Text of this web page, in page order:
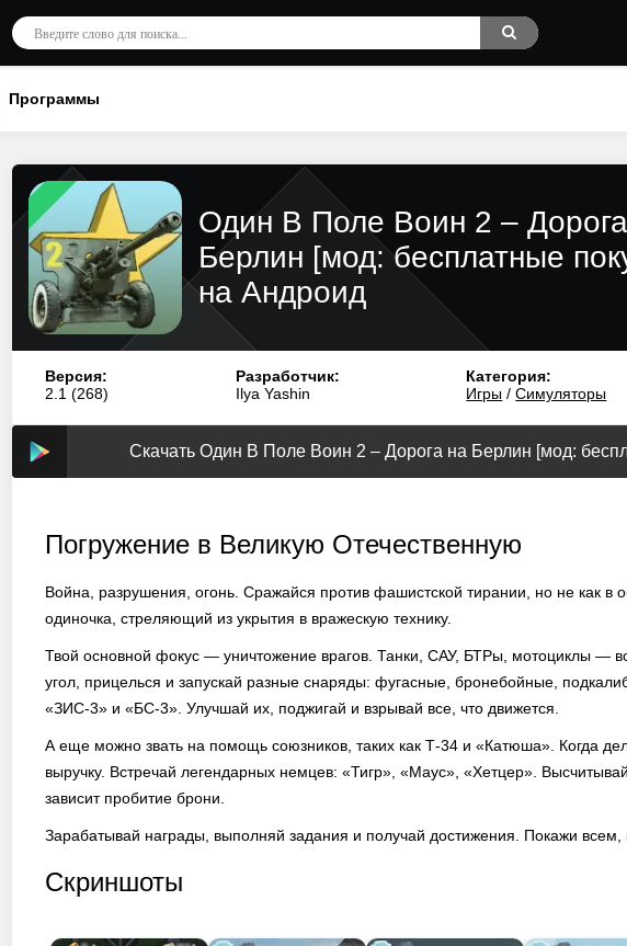
Программы
Один В Поле Воин 2 –
Берлин [мод: бесплатные
на Андроид
Версия:
2.1 (268)
Разработчик:
Ilya Yashin
Категория:
Игры /Симуляторы
Скачать Один В Поле Воин 2 – Дорога на Берлин [мод:
Погружение в Великую Отечественную
Война, разрушения, огонь. Сражайся против фашистской тирании, но не как в
одиночка, стреляющий из укрытия в вражескую технику.
Твой основной фокус — уничтожение врагов. Танки, САУ, БТРы, мотоциклы —
угол, прицелься и запускай разные снаряды: фугасные, бронебойные,
«ЗИС-3» и «БС-3». Улучшай их, поджигай и взрывай все, что движется.
А еще можно звать на помощь союзников, таких как Т-34 и «Катюша». Когда
выручку. Встречай легендарных немцев: «Тигр», «Маус», «Хетцер».
зависит пробитие брони.
Зарабатывай награды, выполняй задания и получай достижения. Покажи всем,
Скриншоты